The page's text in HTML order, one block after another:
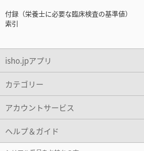
付録（栄養士に必要な臨床検査の基準値）
索引
isho.jpアプリ
カテゴリー
アカウントサービス
ヘルプ＆ガイド